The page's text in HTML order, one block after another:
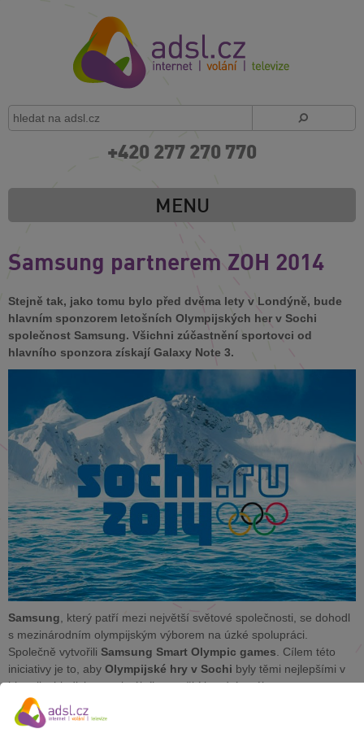
+420 277 270 770
MENU
Samsung partnerem ZOH 2014
Stejně tak, jako tomu bylo před dvěma lety v Londýně, bude
hlavním sponzorem letošních Olympijských her v Sochi
společnost Samsung. Všichni zúčastnění sportovci od
hlavního sponzora získají Galaxy Note 3.
Samsung , který patří mezi největší světové společnosti, se dohodl
s mezinárodním olympijským výborem na úzké spolupráci.
Společně vytvořili Samsung Smart Olympic games . Cílem této
iniciativy je to, aby Olympijské hry v Sochi byly těmi nejlepšími v
historii z hlediska maximálního využití bezdrátového provozu a co
nejmenší spotřeby papíru.